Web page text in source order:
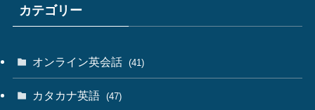
カテゴリー
オンライン英会話 (41)
カタカナ英語 (47)